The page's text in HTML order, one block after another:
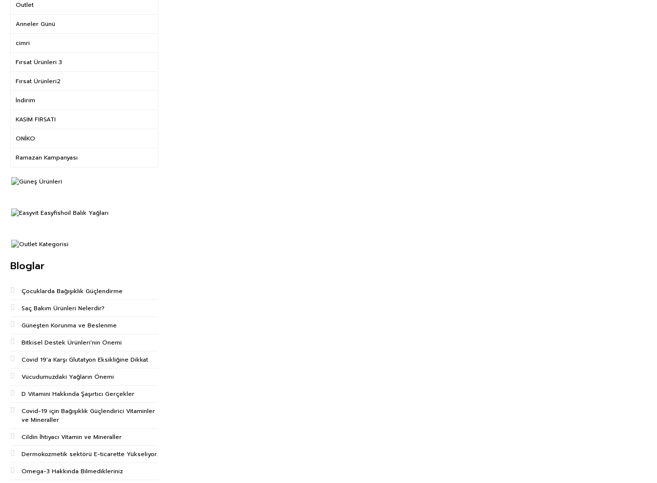
Outlet
Anneler Günü
cimri
Fırsat Ürünleri 3
Fırsat Ürünleri2
İndirim
KASIM FIRSATI
ONİKO
Ramazan Kampanyası
Bloglar
Çocuklarda Bağışıklık Güçlendirme
Saç Bakım Ürünleri Nelerdir?
Güneşten Korunma ve Beslenme
Bitkisel Destek Ürünleri'nin Önemi
Covid 19'a Karşı Glutatyon Eksikliğine Dikkat
Vücudumuzdaki Yağların Önemi
D Vitamini Hakkında Şaşırtıcı Gerçekler
Covid-19 için Bağışıklık Güçlendirici Vitaminler
ve Mineraller
Cildin İhtiyacı Vitamin ve Mineraller
Dermokozmetik sektörü E-ticarette Yükseliyor.
Omega-3 Hakkında Bilmedikleriniz